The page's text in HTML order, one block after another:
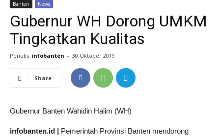
Banten News
Gubernur WH Dorong UMKM
Tingkatkan Kualitas
Penulis infobanten - 30 Oktober 2019
Share
Gubernur Banten Wahidin Halim (WH)
infobanten.id | Pemerintah Provinsi Banten mendorong